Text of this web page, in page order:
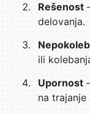
Rešenost
delovanja.
ili
Upornost
na trajanje